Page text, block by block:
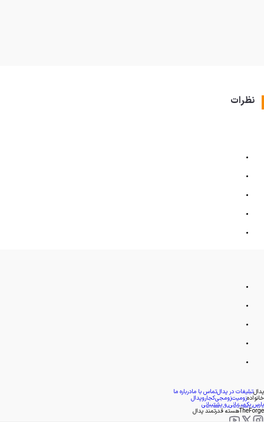
نظرات
پدالتبلیغات در پدالتماس با مادرباره ما
خانوادهزومیتزومجیکجاروپدال
پارس پکمیزبانی و پشتیبانی
TheForgeهسته قدرتمند پدال